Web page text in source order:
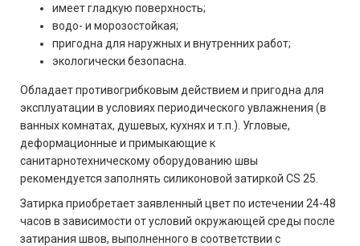
имеет гладкую поверхность;
водо- и морозостойкая;
пригодна для наружных и внутренних работ;
экологически безопасна.
Обладает противогрибковым действием и пригодна для
эксплуатации в условиях периодического увлажнения (в
ванных комнатах, душевых, кухнях и т.п.). Угловые,
деформационные и примыкающие к
санитарнотехническому оборудованию швы
рекомендуется заполнять силиконовой затиркой CS 25.
Затирка приобретает заявленный цвет по истечении 24-48
часов в зависимости от условий окружающей среды после
затирания швов, выполненного в соответствии с